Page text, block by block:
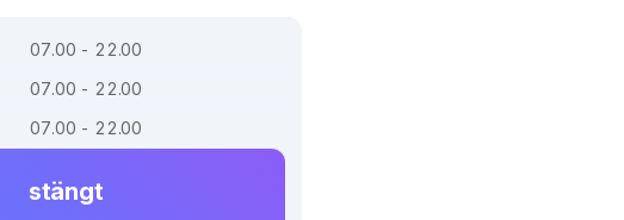
07.00 - 22.00
07.00 - 22.00
07.00 - 22.00
stängt